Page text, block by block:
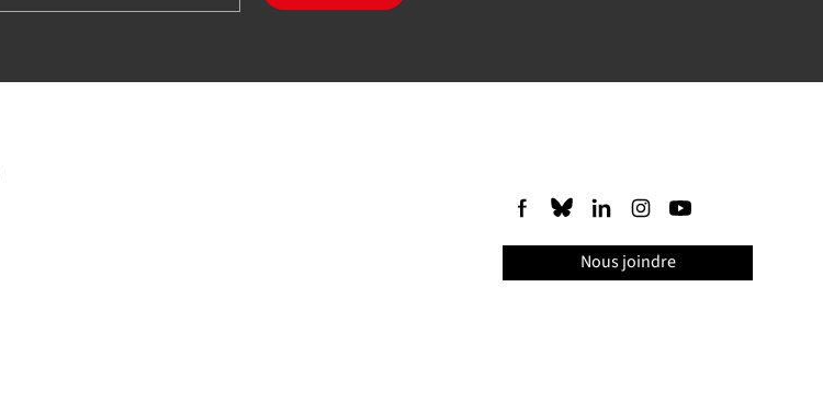
Nous joindre